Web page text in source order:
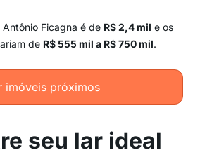
Antônio Ficagna é de R$ 2,4 mil e os
de R$ 555 mil a R$ 750 mil.
imóveis próximos
seu lar ideal